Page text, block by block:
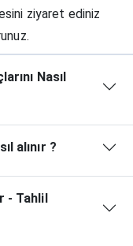
ziyaret ediniz
Nasıl
alınır ?
- Tahlil